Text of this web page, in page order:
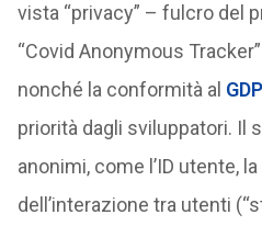
vista “privacy” – fulcro del
“Covid Anonymous
nonché la conformità al
priorità dagli sviluppatori. Il
anonimi, come l’ID utente,
dell’interazione tra utenti